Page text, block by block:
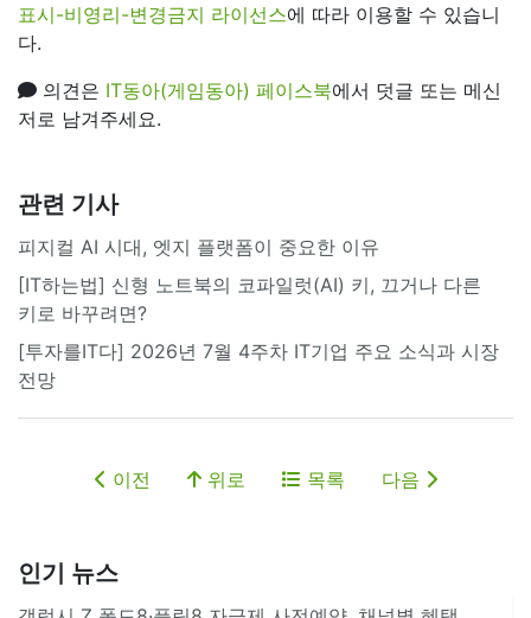
표시-비영리-변경금지 라이선스에 따라 이용할 수 있습니
다.
의견은 IT동아(게임동아) 페이스북에서 덧글 또는 메신
저로 남겨주세요.
관련 기사
피지컬 AI 시대, 엣지 플랫폼이 중요한 이유
[IT하는법] 신형 노트북의 코파일럿(AI) 키, 끄거나 다른
키로 바꾸려면?
[투자를IT다] 2026년 7월 4주차 IT기업 주요 소식과 시장
전망
이전 위로 목록 다음
인기 뉴스